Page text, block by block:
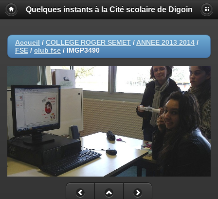
Quelques instants à la Cité scolaire de Digoin
Accueil / COLLEGE ROGER SEMET / ANNEE 2013 2014 /
FSE / club fse / IMGP3490